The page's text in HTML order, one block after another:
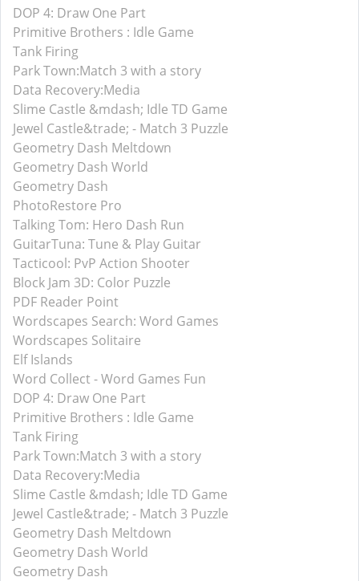
DOP 4: Draw One Part
Primitive Brothers : Idle Game
Tank Firing
Park Town:Match 3 with a story
Data Recovery:Media
Slime Castle &mdash; Idle TD Game
Jewel Castle&trade; - Match 3 Puzzle
Geometry Dash Meltdown
Geometry Dash World
Geometry Dash
PhotoRestore Pro
Talking Tom: Hero Dash Run
GuitarTuna: Tune & Play Guitar
Tacticool: PvP Action Shooter
Block Jam 3D: Color Puzzle
PDF Reader Point
Wordscapes Search: Word Games
Wordscapes Solitaire
Elf Islands
Word Collect - Word Games Fun
DOP 4: Draw One Part
Primitive Brothers : Idle Game
Tank Firing
Park Town:Match 3 with a story
Data Recovery:Media
Slime Castle &mdash; Idle TD Game
Jewel Castle&trade; - Match 3 Puzzle
Geometry Dash Meltdown
Geometry Dash World
Geometry Dash